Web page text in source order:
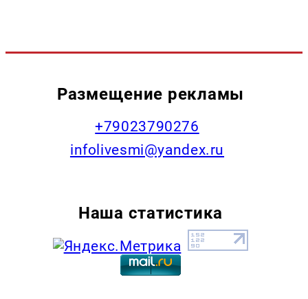
Размещение рекламы
+79023790276
infolivesmi@yandex.ru
Наша статистика